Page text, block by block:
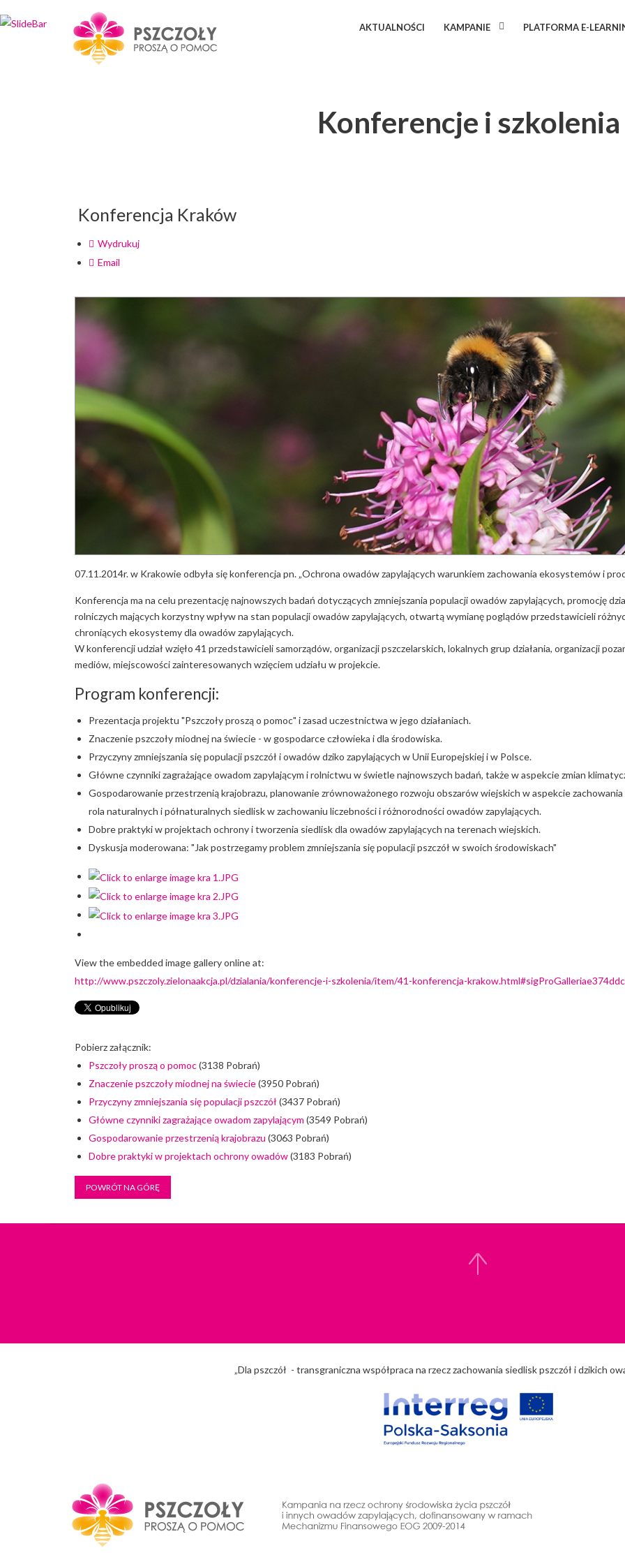
AKTUALNOŚCI KAMPANIE PLATFORMA E-
Konferencje i szkolenia
Konferencja Kraków
Wydrukuj
Email
07.11.2014r. w Krakowie odbyła się konferencja pn. „Ochrona owadów zapylających warunkiem zachowania ekosystemów i
Konferencja ma na celu prezentację najnowszych badań dotyczących zmniejszania populacji owadów zapylających, promocję
rolniczych mających korzystny wpływ na stan populacji owadów zapylających, otwartą wymianę poglądów przedstawicieli
chroniących ekosystemy dla owadów zapylających.
W konferencji udział wzięło 41 przedstawicieli samorządów, organizacji pszczelarskich, lokalnych grup działania, organizacji
mediów, miejscowości zainteresowanych wzięciem udziału w projekcie.
Program konferencji:
Prezentacja projektu "Pszczoły proszą o pomoc" i zasad uczestnictwa w jego działaniach.
Znaczenie pszczoły miodnej na świecie - w gospodarce człowieka i dla środowiska.
Przyczyny zmniejszania się populacji pszczół i owadów dziko zapylających w Unii Europejskiej i w Polsce.
Główne czynniki zagrażające owadom zapylającym i rolnictwu w świetle najnowszych badań, także w aspekcie zmian
Gospodarowanie przestrzenią krajobrazu, planowanie zrównoważonego rozwoju obszarów wiejskich w aspekcie
rola naturalnych i półnaturalnych siedlisk w zachowaniu liczebności i różnorodności owadów zapylających.
Dobre praktyki w projektach ochrony i tworzenia siedlisk dla owadów zapylających na terenach wiejskich.
Dyskusja moderowana: "Jak postrzegamy problem zmniejszania się populacji pszczół w swoich środowiskach"
View the embedded image gallery online at:
http://www.pszczoly.zielonaakcja.pl/dzialania/konferencje-i-szkolenia/item/41-konferencja-
Pobierz załącznik:
Pszczoły proszą o pomoc(3138 Pobrań)
Znaczenie pszczoły miodnej na świecie(3950 Pobrań)
Przyczyny zmniejszania się populacji pszczół (3437 Pobrań)
Główne czynniki zagrażające owadom zapylającym (3549 Pobrań)
Gospodarowanie przestrzenią krajobrazu (3063 Pobrań)
Dobre praktyki w projektach ochrony owadów(3183 Pobrań)
POWRÓT NA GÓRĘ
„Dla pszczół - transgraniczna współpraca na rzecz zachowania siedlisk pszczół i dzikich
Wybierz projekt
który Cię interesuje